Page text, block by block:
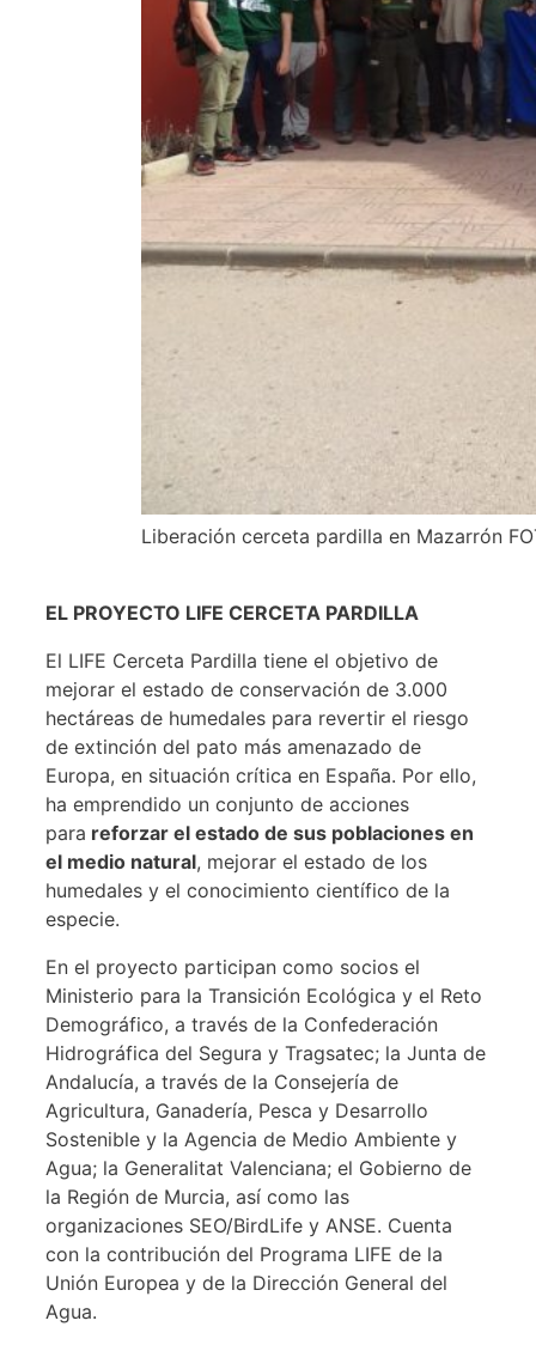
Liberación cerceta pardilla en Mazarrón
EL PROYECTO LIFE CERCETA PARDILLA
El LIFE Cerceta Pardilla tiene el objetivo de
mejorar el estado de conservación de 3.000
hectáreas de humedales para revertir el riesgo
de extinción del pato más amenazado de
Europa, en situación crítica en España. Por ello,
ha emprendido un conjunto de acciones
para reforzar el estado de sus poblaciones en
el medio natural, mejorar el estado de los
humedales y el conocimiento científico de la
especie.
En el proyecto participan como socios el
Ministerio para la Transición Ecológica y el Reto
Demográfico, a través de la Confederación
Hidrográfica del Segura y Tragsatec; la Junta de
Andalucía, a través de la Consejería de
Agricultura, Ganadería, Pesca y Desarrollo
Sostenible y la Agencia de Medio Ambiente y
Agua; la Generalitat Valenciana; el Gobierno de
la Región de Murcia, así como las
organizaciones SEO/BirdLife y ANSE. Cuenta
con la contribución del Programa LIFE de la
Unión Europea y de la Dirección General del
Agua.